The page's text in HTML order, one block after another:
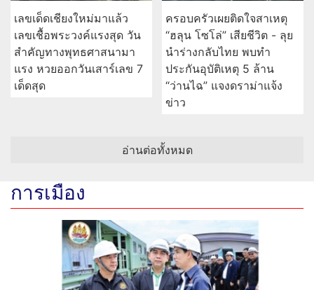
เลขเด็ดเชียงใหม่มาแล้ว
เลขเชื้อพระวงค์แรงสุด วัน
สำคัญทางพุทธศาสนามา
แรง หวยออกวันเสาร์เลข 7
เด็ดสุด
ครอบครัวเผยติดใจสาเหตุ
“ฮลุน โซโล่” เสียชีวิต - ลุย
นำร่างกลับไทย พบทำ
ประกันอุบัติเหตุ 5 ล้าน
“ว่านไฉ” แจงดราม่าแจ้ง
ข่าว
อ่านต่อทั้งหมด
การเมือง